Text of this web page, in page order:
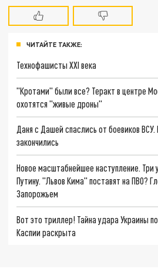
ЧИТАЙТЕ ТАКЖЕ:
Технофашисты XXI века
"Кротами" были все? Теракт в центре
охотятся "живые дроны"
Даня с Дашей спаслись от боевиков
закончились
Новое масштабнейшее наступление. Три
Путину. "Львов Кима" поставят на ПВО?
Запорожьем
Вот это триллер! Тайна удара Украины
Каспии раскрыта